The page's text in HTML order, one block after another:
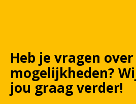
Heb je vragen over
mogelijkheden?
jou graag verder!